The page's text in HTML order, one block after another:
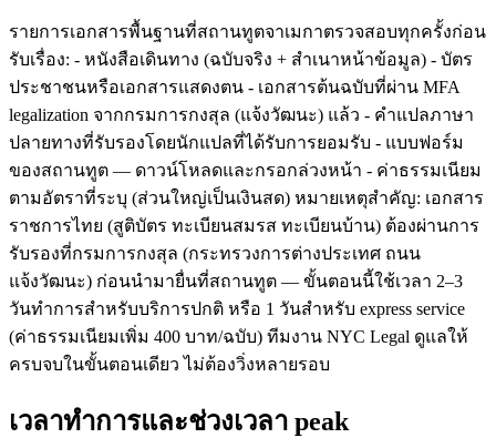
รายการเอกสารพื้นฐานที่สถานทูตจาเมกาตรวจสอบทุกครั้งก่อน
รับเรื่อง: - หนังสือเดินทาง (ฉบับจริง + สำเนาหน้าข้อมูล) - บัตร
ประชาชนหรือเอกสารแสดงตน - เอกสารต้นฉบับที่ผ่าน MFA
legalization จากกรมการกงสุล (แจ้งวัฒนะ) แล้ว - คำแปลภาษา
ปลายทางที่รับรองโดยนักแปลที่ได้รับการยอมรับ - แบบฟอร์ม
ของสถานทูต — ดาวน์โหลดและกรอกล่วงหน้า - ค่าธรรมเนียม
ตามอัตราที่ระบุ (ส่วนใหญ่เป็นเงินสด) หมายเหตุสำคัญ: เอกสาร
ราชการไทย (สูติบัตร ทะเบียนสมรส ทะเบียนบ้าน) ต้องผ่านการ
รับรองที่กรมการกงสุล (กระทรวงการต่างประเทศ ถนน
แจ้งวัฒนะ) ก่อนนำมายื่นที่สถานทูต — ขั้นตอนนี้ใช้เวลา 2–3
วันทำการสำหรับบริการปกติ หรือ 1 วันสำหรับ express service
(ค่าธรรมเนียมเพิ่ม 400 บาท/ฉบับ) ทีมงาน NYC Legal ดูแลให้
ครบจบในขั้นตอนเดียว ไม่ต้องวิ่งหลายรอบ
เวลาทำการและช่วงเวลา peak